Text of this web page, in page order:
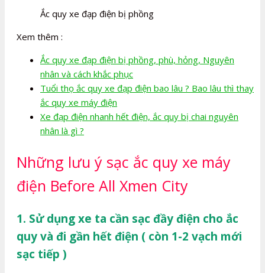
Ắc quy xe đạp điện bị phồng
Xem thêm :
Ắc quy xe đạp điện bị phồng, phù, hỏng, Nguyên
nhân và cách khắc phục
Tuổi thọ ắc quy xe đạp điện bao lâu ? Bao lâu thì thay
ắc quy xe máy điện
Xe đạp điện nhanh hết điện, ắc quy bị chai nguyên
nhân là gì ?
Những lưu ý sạc ắc quy xe máy
điện Before All Xmen City
1. Sử dụng xe ta cần sạc đầy điện cho ắc
quy và đi gần hết điện ( còn 1-2 vạch mới
sạc tiếp )